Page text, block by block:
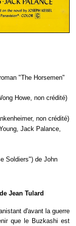
"The Horsemen"
Howe, non crédité)
non crédité)
Jack Palance,
Soldiers") de John
Jean Tulard
d'avant la guerre
que le Buzkashi est